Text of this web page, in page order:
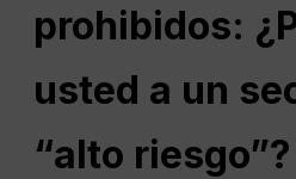
prohibidos:
usted a un
“alto riesgo”?